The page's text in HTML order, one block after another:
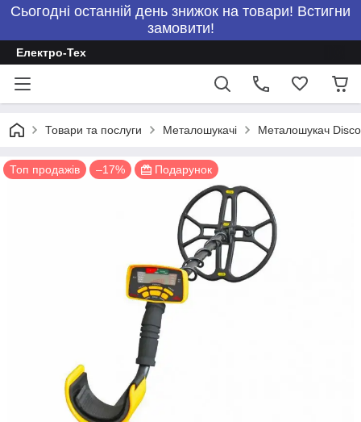
Сьогодні останній день знижок на товари! Встигни
замовити!
Електро-Тех
Товари та послуги Металошукачі Металошукач
Топ продажів –17% Подарунок